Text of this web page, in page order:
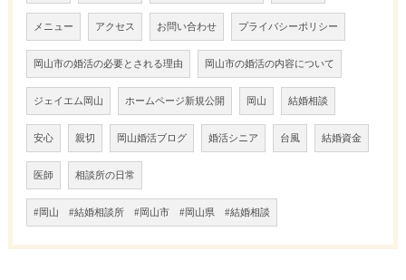
メニュー アクセス お問い合わせ プライバシーポリシー
岡山市の婚活の必要とされる理由 岡山市の婚活の内容について
ジェイエム岡山 ホームページ新規公開 岡山 結婚相談
安心 親切 岡山婚活ブログ 婚活シニア 台風 結婚資金
医師 相談所の日常
#岡山 #結婚相談所 #岡山市 #岡山県 #結婚相談